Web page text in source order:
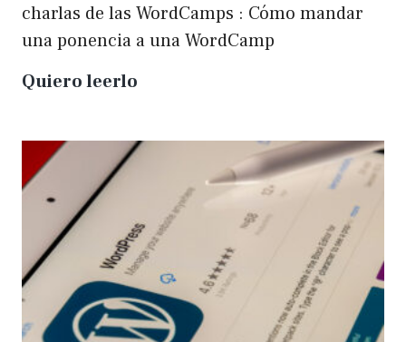
charlas de las WordCamps : Cómo mandar
una ponencia a una WordCamp
Quiero leerlo
una
una
WordCamp